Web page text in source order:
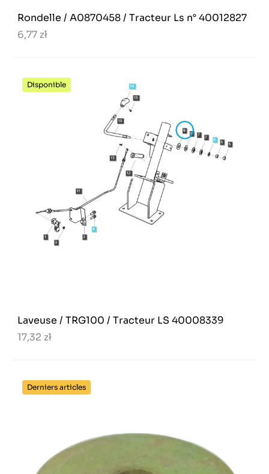
Rondelle / A0870458 / Tracteur Ls n° 40012827
6,77 zł
Disponible
Laveuse / TRG100 / Tracteur LS 40008339
17,32 zł
Derniers articles